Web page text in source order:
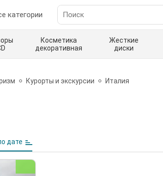
категории
Косметика
декоративная
Жесткие
диски
Курорты и экскурсии Италия
дате